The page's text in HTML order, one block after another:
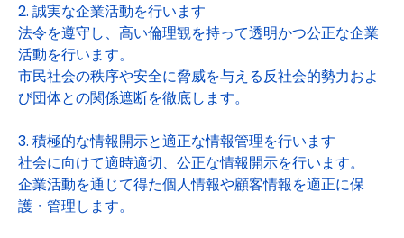
2. 誠実な企業活動を行います
法令を遵守し、高い倫理観を持って透明かつ公正な企業
活動を行います。
市民社会の秩序や安全に脅威を与える反社会的勢力およ
び団体との関係遮断を徹底します。
3. 積極的な情報開示と適正な情報管理を行います
社会に向けて適時適切、公正な情報開示を行います。
企業活動を通じて得た個人情報や顧客情報を適正に保
護・管理します。